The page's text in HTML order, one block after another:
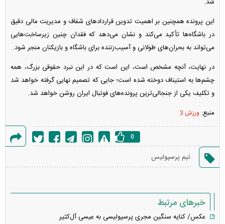
شد.
این پرونده همچنین بر اهمیت تدوین قرارداد‌های شفاف و مدیریت مالی دقیق
در باشگاه‌ها تأکید می‌کند و نشان می‌دهد که فقدان چنین زیرساخت‌هایی
می‌تواند به بحران‌های طولانی و آسیب‌زننده برای باشگاه و بازیکنان منجر شود.
در نهایت، آنچه مشخص است، این است که در این نبرد حقوقی بزرگ، همه
چشم‌ها به استیناف دوخته شده است؛ جایی که تصمیم نهایی گرفته خواهد شد
و تکلیف یکی از جنجالی‌ترین پرونده‌های فوتبال ایران روشن خواهد شد.
منبع: ورزش 3
خطا
0
تیم پرسپولیس
خبرهای مرتبط
عکس/ کنایه سنگین مجری پرسپولیسی به عیسی آل‌کثیر